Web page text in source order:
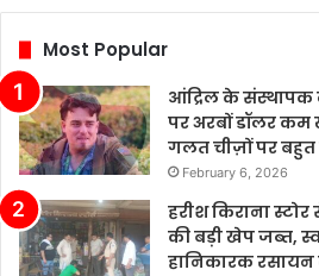
किया
तीन
वर्षों
में
दूसरी
बार
नेतृत्व
परिवर्तन
है।
Most Popular
आंद्रिल के संस्थापक
पर अरबों डॉलर कम
गलत चीज़ों पर बहुत
February 6, 2026
हरीश किराना
की बड़ी खेप जब्त,
हानिकारक रसायन